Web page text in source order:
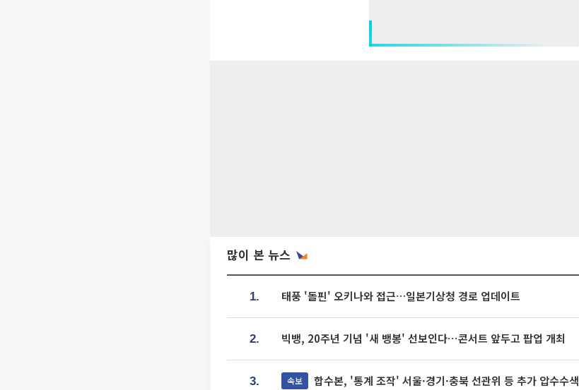
많이 본 뉴스
1. 태풍 '돌핀' 오키나와 접근…일본기상청 경로 업데이트
2. 빅뱅, 20주년 기념 '새 뱅봉' 선보인다⋯콘서트 앞두고 팝업 개최
3. 속보 합수본, '통계 조작' 서울·경기·충북 선관위 등 추가 압수수색